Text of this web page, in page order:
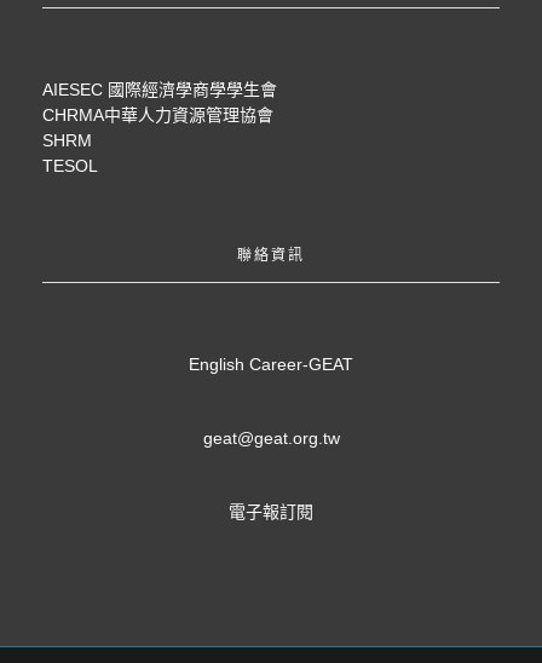
AIESEC 國際經濟學商學學生會
CHRMA中華人力資源管理協會
SHRM
TESOL
聯絡資訊
English Career-GEAT
geat@geat.org.tw
電子報訂閱